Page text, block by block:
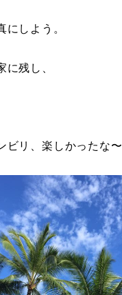
しよう。
残し、
ビリ、楽しかったな〜